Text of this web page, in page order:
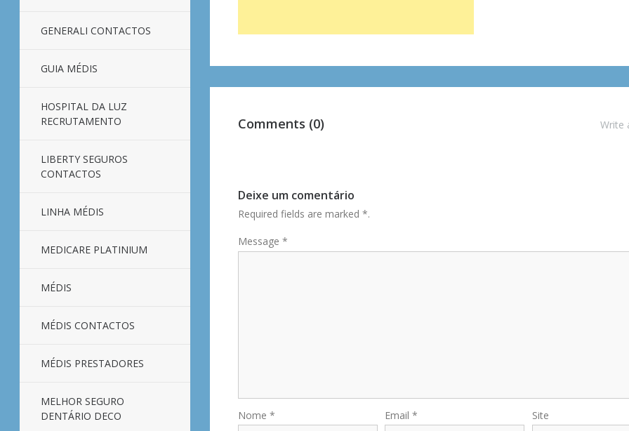
GENERALI CONTACTOS
GUIA MÉDIS
HOSPITAL DA LUZ
RECRUTAMENTO
LIBERTY SEGUROS
CONTACTOS
LINHA MÉDIS
MEDICARE PLATINIUM
MÉDIS
MÉDIS CONTACTOS
MÉDIS PRESTADORES
MELHOR SEGURO
DENTÁRIO DECO
Comments (0) Write
Deixe um comentário
Required fields are marked *.
Message *
Nome * Email* Site